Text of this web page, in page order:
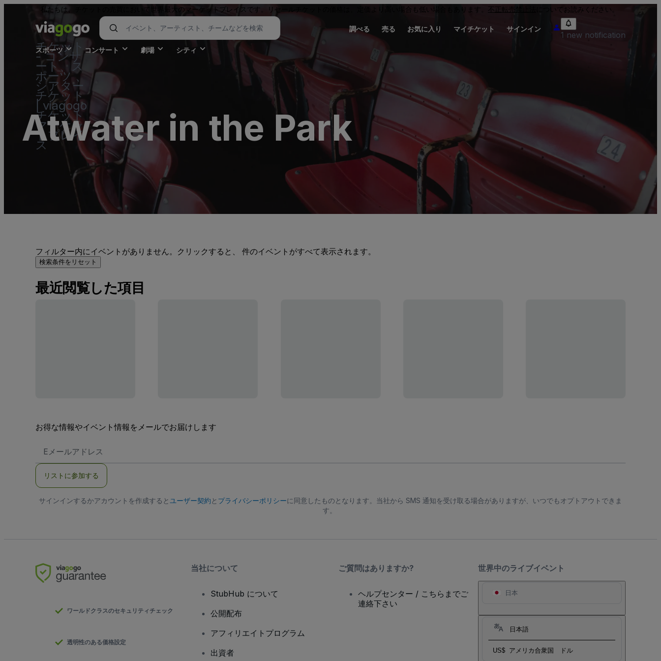
私たちは、チケットの売買において世界最大のマーケットプレイスです。リセールチケットの価格は、定価より高い場合も低い場合もあります。 不正転売禁止法 についてお読みください。
チケット
- コンサ
ート、ス
ポーツ 、
シアター
チケット
| viagogo
チケット
マーケッ
トプレイ
ス
調べる 売る お気に入り マイチケット サインイン
1 new notification
スポーツ コンサート 劇場 シティ
Atwater in the Park
フィルター内にイベントがありません。クリックすると、 件のイベントがすべて表示されます。
検索条件をリセット
最近閲覧した項目
お得な情報やイベント情報をメールでお届けします
メ
ア
ス
リストに参加する
サインインするかアカウントを作成すると ユーザー契約と プライバシーポリシーに同意したものとなります。当社から SMS 通知を受け取る場合がありますが、いつでもオプトアウトできま
す。
世界中のライブイベント
日本
日本語
US$ アメリカ合衆国 ドル
ワールドクラスのセキュリティチェック
透明性のある価格設定
当社について
StubHub について
公開配布
アフィリエイトプログラム
出資者
ご質問はありますか?
ヘルプセンター / こちらまでご
連絡下さい